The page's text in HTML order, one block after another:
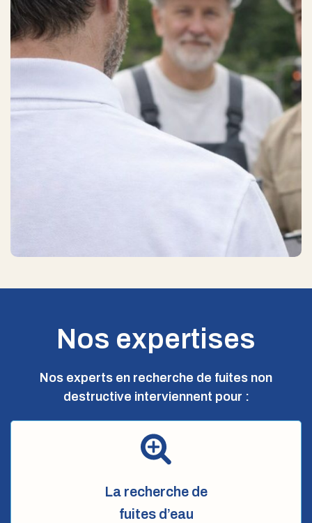
Nos expertises
Nos experts en recherche de fuites non
destructive interviennent pour :
La recherche de
fuites d’eau